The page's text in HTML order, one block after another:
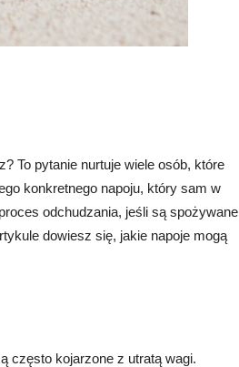
To pytanie nurtuje wiele osób, które
konkretnego napoju, który sam w
odchudzania, jeśli są spożywane
dowiesz się, jakie napoje mogą
często kojarzone z utratą wagi.